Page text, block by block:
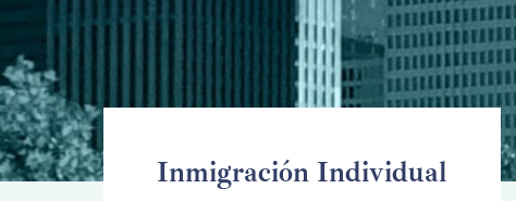
Inmigración Individual